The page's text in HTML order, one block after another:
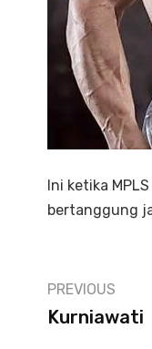
Ini ketika
bertanggung
PREVIOUS
Kurniawati